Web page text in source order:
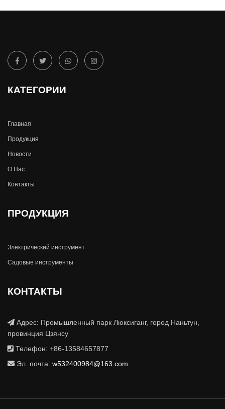
КАТЕГОРИИ
Главная
Продукция
Новости
О Hас
Контакты
ПРОДУКЦИЯ
Злектрический инструмент
Садовые инструменты
КОНТАКТЫ
Адрес: Промышленный парк Люксиганг, город Наньтун,
провинция Цзянсу
Телефон: +86-13584657877
Эл. почта: w532400984@163.com